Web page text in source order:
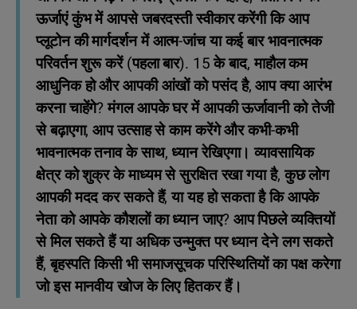
ऊर्जाएं कुंभ में आपसे जबरदस्ती स्वीकार करेंगी कि आप
प्लूटोन की मार्गदर्शन में आत्म-जांच या कई बार भावनात्मक
परिवर्तन शुरू करें (पहला बार). 15 के बाद, माहौल कम
आधुनिक हो और आपकी आंखों को पसंद है, आप क्या आरंभ
करना चाहेंगे? मंगल आपके घर में आपकी ऊर्जावानी को तेजी
से बढ़ाएगा, आप उत्साह से काम करेंगे और कभी-कभी
भावनात्मक तनाव के साथ, ध्यान रेखिएगा। व्यावसायिक
क्षेत्र को शुक्र के माध्यम से सुरक्षित रखा गया है, कुछ लोग
आपकी मदद कर सकते हैं, या यह हो सकता है कि आपके
नेता को आपके कौशलों का ध्यान जाए? आप पिछले व्यक्तियों
से मिल सकते हैं या अधिक उन्मुक्त पर ध्यान देने लग सकते
हैं, बृहस्पति किसी भी समाजसूचक परिस्थितियों का पक्ष करेगा
जो इस मानवीय खोज के लिए हितकर हैं।